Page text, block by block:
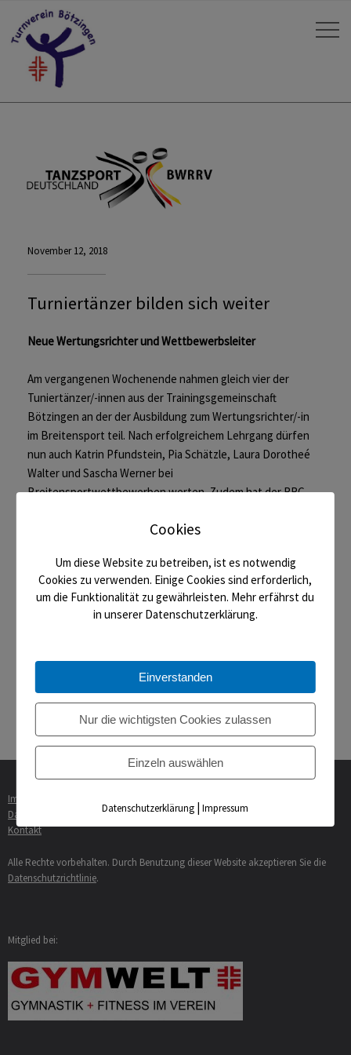
November 12, 2018
Turniertänzer bilden sich weiter
Neue Wertungsrichter und Wettbewerbsleiter
Am vergangenen Wochenende nahmen gleich vier der
Tuniertänzer/-innen aus der Trainingsgemeinschaft
Bötzingen an der der Ausbildung zum Wertungsrichter/-in
im Breitensport teil. Nach erfolgreichem Lehrgang dürfen
nun auch Katrin Pfundstein, Pia Schätzle, Laura Dorotheé
Walter und Sascha Werner bei
Breitensportwettbewerben werten. Zudem hat der RRC
Der RRC gratulieren den fünf zur bestandenen
Ausbildung!
« Saisonauftakt der Breitensportler
Herbstmeister kommen aus Bötzingen »
Impressum
Datenschutzerklärung
Kontakt
Alle Rechte vorbehalten. Durch Benutzung dieser Website akzeptieren Sie die
Datenschutzrichtlinie.
Mitglied bei:
Cookies
Um diese Website zu betreiben, ist es notwendig
Cookies zu verwenden. Einige Cookies sind erforderlich,
um die Funktionalität zu gewährleisten. Mehr erfährst du
in unserer Datenschutzerklärung.
Einverstanden
Nur die wichtigsten Cookies zulassen
Einzeln auswählen
Datenschutzerklärung |Impressum